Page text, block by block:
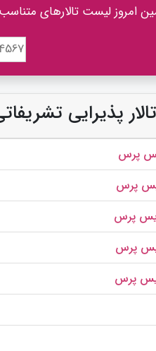
امروز لیست تالارهای متناسب
پذیرایی